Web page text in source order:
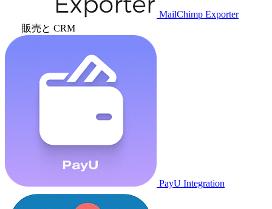
MailChimp Exporter
販売と CRM
PayU Integration